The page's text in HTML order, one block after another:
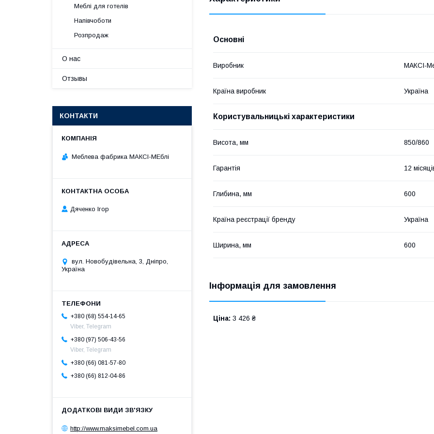
Основні
Виробник МАКСІ-
Країна виробник Україна
Користувальницькі характеристики
Висота, мм 850/860
Гарантія 12
Глибина, мм 600
Країна реєстрації бренду Україна
Ширина, мм 600
Інформація для замовлення
Ціна: 3 426 ₴
Меблі для готелів
Напівчоботи
Розпродаж
О нас
Отзывы
КОНТАКТИ
Меблева фабрика МАКСІ-МЕблі
Дяченко Ігор
вул. Новобудівельна, 3, Дніпро,
Україна
+380 (68) 554-14-65
Viber, Telegram
+380 (97) 506-43-56
Viber, Telegram
+380 (66) 081-57-80
+380 (66) 812-04-86
http://www.maksimebel.com.ua